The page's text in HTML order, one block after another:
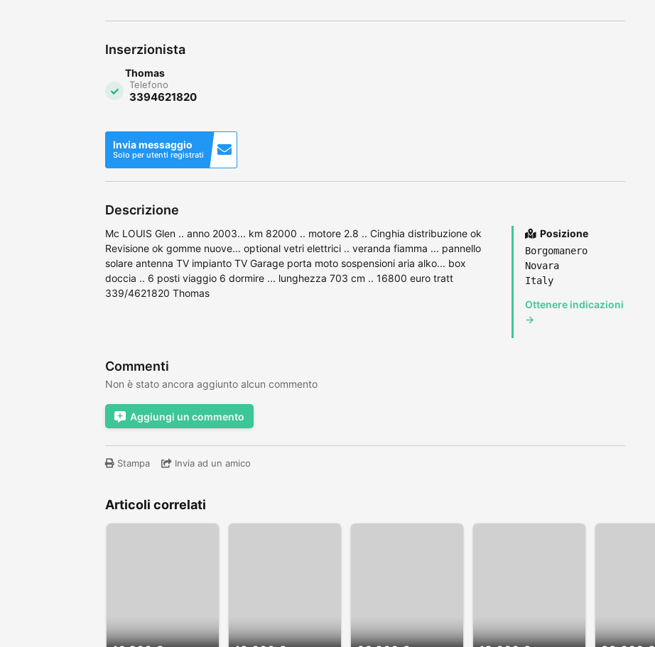
Inserzionista
Thomas
Telefono
3394621820
Invia messaggio
Solo per utenti registrati
Descrizione
Mc LOUIS Glen .. anno 2003... km 82000 .. motore 2.8 .. Cinghia distribuzione ok
Revisione ok gomme nuove... optional vetri elettrici .. veranda fiamma ... pannello
solare antenna TV impianto TV Garage porta moto sospensioni aria alko... box
doccia .. 6 posti viaggio 6 dormire ... lunghezza 703 cm .. 16800 euro tratt
339/4621820 Thomas
Posizione
Borgomanero
Novara
Italy
Ottenere indicazioni
→
Commenti
Non è stato ancora aggiunto alcun commento
Aggiungi un commento
Stampa Invia ad un amico
Articoli correlati